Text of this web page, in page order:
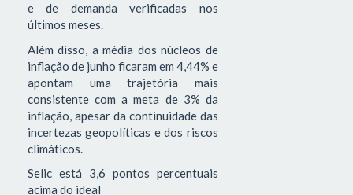
e de demanda verificadas nos
últimos meses.
Além disso, a média dos núcleos de
inflação de junho ficaram em 4,44% e
apontam uma trajetória mais
consistente com a meta de 3% da
inflação, apesar da continuidade das
incertezas geopolíticas e dos riscos
climáticos.
Selic está 3,6 pontos percentuais
acima do ideal